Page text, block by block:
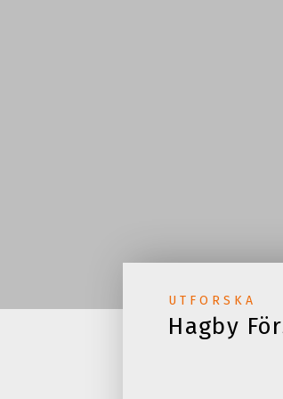
UTFORSKA
Hagby